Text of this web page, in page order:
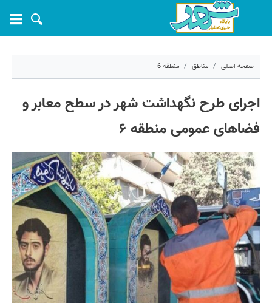
صفحه اصلی مناطق منطقه 6
کد مطلب: 82284
اجرای طرح نگهداشت شهر در سطح معابر و
فضاهای عمومی منطقه ۶